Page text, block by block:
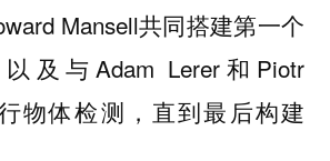
Mansell共同搭建第一个
及与Adam Lerer和Piotr
物体检测，直到最后构建